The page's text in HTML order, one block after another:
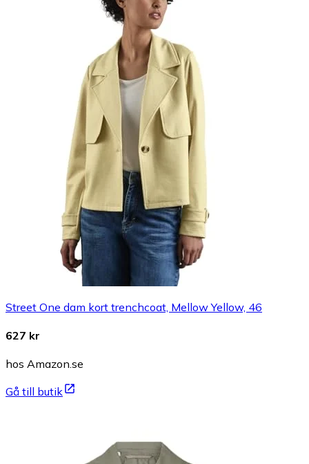
Street One dam kort trenchcoat, Mellow Yellow, 46
627 kr
hos Amazon.se
Gå till butik